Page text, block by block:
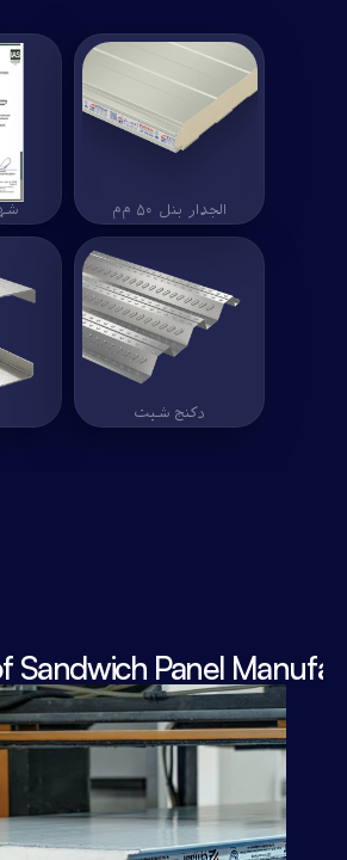
دکنج شیت
دکنج شیت
الجدار بنل ۵۰ م‌مالجدار بنل ۵۰ م‌م
Sandwich Panel